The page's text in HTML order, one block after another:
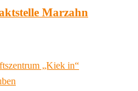
Marzahn
„Kiek in“